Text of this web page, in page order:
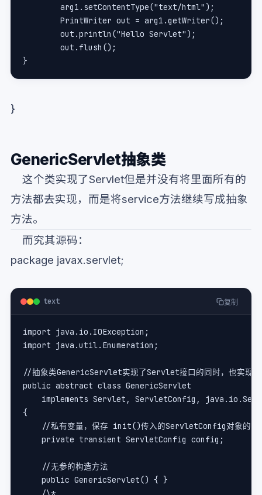
	arg1.setContentType("text/html");
	PrintWriter out = arg1.getWriter();
	out.println("Hello Servlet");
	out.flush();
}
}
GenericServlet抽象类
这个类实现了Servlet但是并没有将里面所有的
方法都去实现，而是将service方法继续写成抽象
方法。
而究其源码：
package javax.servlet;
text 复制
import java.io.IOException;
import java.util.Enumeration;
//抽象类GenericServlet实现了Servlet接口的同时，也
public abstract class GenericServlet
implements Servlet, ServletConfig,
{
//私有变量，保存 init()传入的ServletConfig对象
    private transient ServletConfig config;
    //无参的构造方法
    public GenericServlet() { }